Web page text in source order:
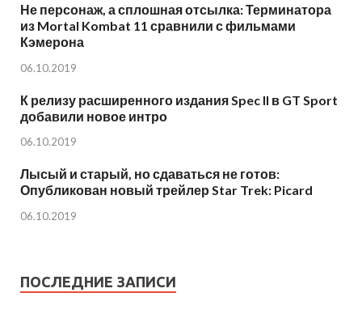
Не персонаж, а сплошная отсылка: Терминатора
из Mortal Kombat 11 сравнили с фильмами
Кэмерона
06.10.2019
К релизу расширенного издания Spec II в GT Sport
добавили новое интро
06.10.2019
Лысый и старый, но сдаваться не готов:
Опубликован новый трейлер Star Trek: Picard
06.10.2019
ПОСЛЕДНИЕ ЗАПИСИ